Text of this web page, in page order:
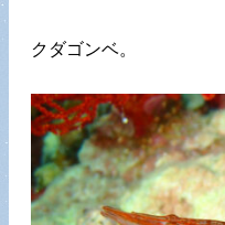
クダゴンベ。